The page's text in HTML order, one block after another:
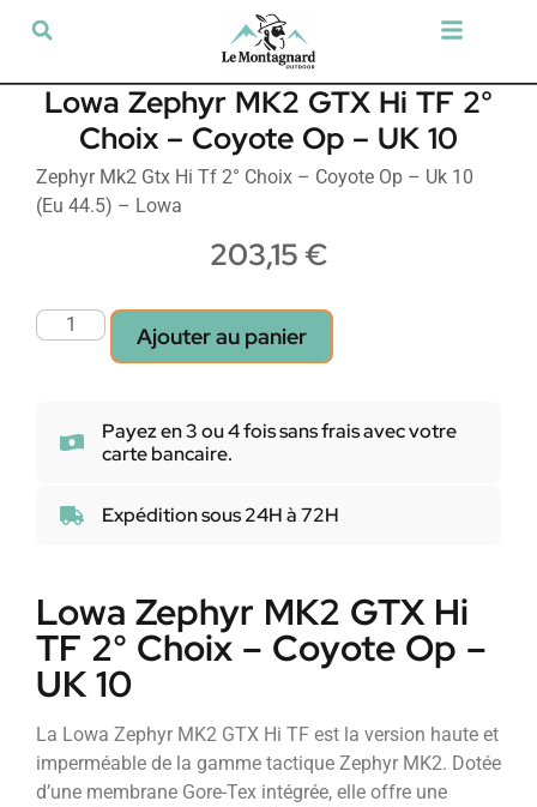
Lowa Zephyr MK2 GTX Hi TF 2°
Choix – Coyote Op – UK 10
Zephyr Mk2 Gtx Hi Tf 2° Choix – Coyote Op – Uk 10
(Eu 44.5) – Lowa
203,15 €
Ajouter au panier
Payez en 3 ou 4 fois sans frais avec votre
carte bancaire.
Expédition sous 24H à 72H
Lowa Zephyr MK2 GTX Hi
TF 2° Choix – Coyote Op –
UK 10
La Lowa Zephyr MK2 GTX Hi TF est la version haute et
imperméable de la gamme tactique Zephyr MK2. Dotée
d’une membrane Gore-Tex intégrée, elle offre une